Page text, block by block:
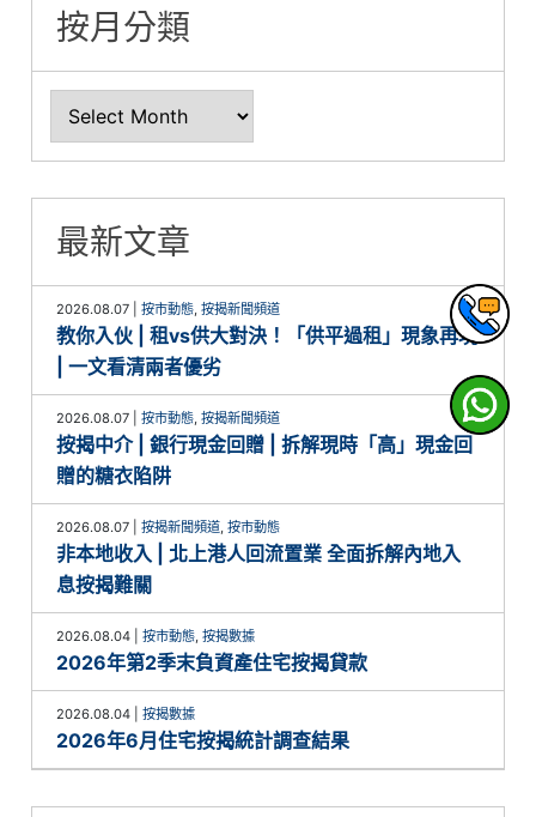
按月分類
最新文章
2026.08.07 |按市動態,按揭新聞頻道
教你入伙 | 租vs供大對決！「供平過租」現象再現
| 一文看清兩者優劣
2026.08.07 |按市動態,按揭新聞頻道
按揭中介 | 銀行現金回贈 | 拆解現時「高」現金回
贈的糖衣陷阱
2026.08.07 |按揭新聞頻道,按市動態
非本地收入 | 北上港人回流置業 全面拆解內地入
息按揭難關
2026.08.04 |按市動態,按揭數據
2026年第2季末負資產住宅按揭貸款
2026.08.04 |按揭數據
2026年6月住宅按揭統計調查結果